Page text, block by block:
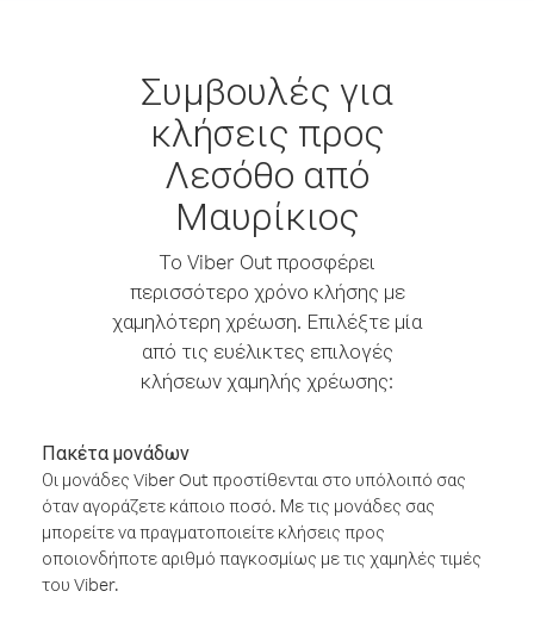
Συμβουλές για
κλήσεις προς
Λεσόθο από
Μαυρίκιος
Το Viber Out προσφέρει
περισσότερο χρόνο κλήσης με
χαμηλότερη χρέωση. Επιλέξτε μία
από τις ευέλικτες επιλογές
κλήσεων χαμηλής χρέωσης:
Πακέτα μονάδων
Οι μονάδες Viber Out προστίθενται στο υπόλοιπό σας
όταν αγοράζετε κάποιο ποσό. Με τις μονάδες σας
μπορείτε να πραγματοποιείτε κλήσεις προς
οποιονδήποτε αριθμό παγκοσμίως με τις χαμηλές τιμές
του Viber.